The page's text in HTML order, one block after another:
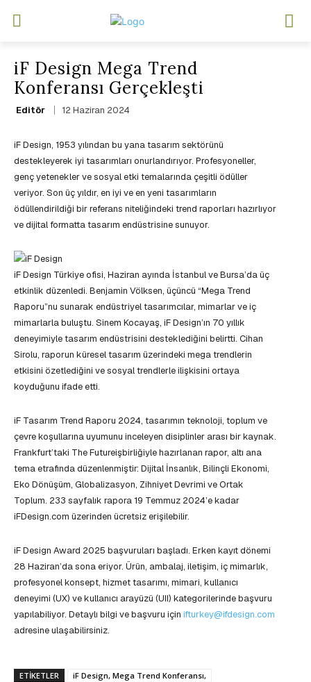
iF Design Mega Trend
Konferansı Gerçekleşti
Editör 12 Haziran 2024
iF Design, 1953 yılından bu yana tasarım sektörünü
destekleyerek iyi tasarımları onurlandırıyor. Profesyoneller,
genç yetenekler ve sosyal etki temalarında çeşitli ödüller
veriyor. Son üç yıldır, en iyi ve en yeni tasarımların
ödüllendirildiği bir referans niteliğindeki trend raporları hazırlıyor
ve dijital formatta tasarım endüstrisine sunuyor.
iF Design Türkiye ofisi, Haziran ayında İstanbul ve Bursa’da üç
etkinlik düzenledi. Benjamin Völksen, üçüncü “Mega Trend
Raporu”nu sunarak endüstriyel tasarımcılar, mimarlar ve iç
mimarlarla buluştu. Sinem Kocayaş, iF Design’ın 70 yıllık
deneyimiyle tasarım endüstrisini desteklediğini belirtti. Cihan
Sirolu, raporun küresel tasarım üzerindeki mega trendlerin
etkisini özetlediğini ve sosyal trendlerle ilişkisini ortaya
koyduğunu ifade etti.
iF Tasarım Trend Raporu 2024, tasarımın teknoloji, toplum ve
çevre koşullarına uyumunu inceleyen disiplinler arası bir kaynak.
Frankfurt’taki The Futureişbirliğiyle hazırlanan rapor, altı ana
tema etrafında düzenlenmiştir: Dijital İnsanlık, Bilinçli Ekonomi,
Eko Dönüşüm, Globalizasyon, Zihniyet Devrimi ve Ortak
Toplum. 233 sayfalık rapora 19 Temmuz 2024’e kadar
iFDesign.com üzerinden ücretsiz erişilebilir.
iF Design Award 2025 başvuruları başladı. Erken kayıt dönemi
28 Haziran’da sona eriyor. Ürün, ambalaj, iletişim, iç mimarlık,
profesyonel konsept, hizmet tasarımı, mimari, kullanıcı
deneyimi (UX) ve kullanıcı arayüzü (UII) kategorilerinde başvuru
yapılabiliyor. Detaylı bilgi ve başvuru için ifturkey@ifdesign.com
adresine ulaşabilirsiniz.
ETIKETLER iF Design, Mega Trend Konferansı,